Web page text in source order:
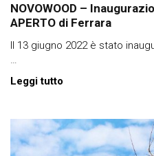
NOVOWOOD –
APERTO di Ferrara
Il 13 giugno 2022 è stato
…
Leggi tutto